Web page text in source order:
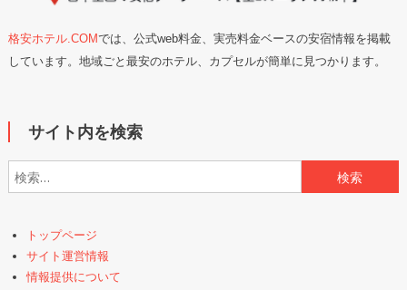
格安ホテル.COMでは、公式web料金、実売料金ベースの安宿情報を掲載
しています。地域ごと最安のホテル、カプセルが簡単に見つかります。
サイト内を検索
トップページ
サイト運営情報
情報提供について